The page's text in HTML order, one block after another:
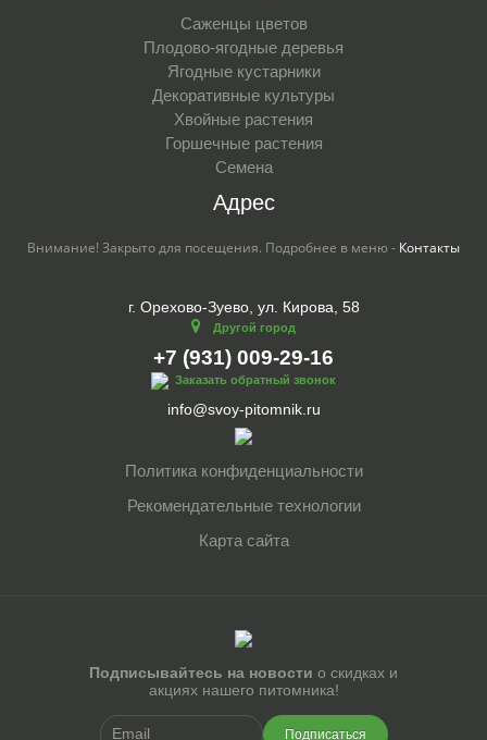
Саженцы цветов
Плодово-ягодные деревья
Ягодные кустарники
Декоративные культуры
Хвойные растения
Горшечные растения
Семена
Адрес
Внимание! Закрыто для посещения. Подробнее в меню - Контакты
г. Орехово-Зуево, ул. Кирова, 58
Другой город
+7 (931) 009-29-16
Заказать обратный звонок
info@svoy-pitomnik.ru
Политика конфиденциальности
Рекомендательные технологии
Карта сайта
Подписывайтесь на новости о скидках и
акциях нашего питомника!
Подписаться